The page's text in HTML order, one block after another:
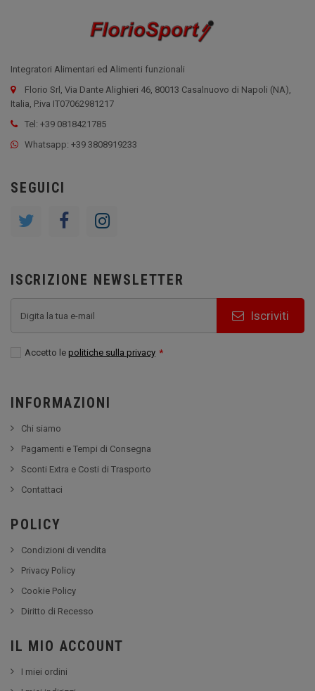
Integratori Alimentari ed Alimenti funzionali
Florio Srl, Via Dante Alighieri 46, 80013 Casalnuovo di Napoli (NA),
Italia, P.iva IT07062981217
Tel: +39 0818421785
Whatsapp: +39 3808919233
SEGUICI
ISCRIZIONE NEWSLETTER
Iscriviti
Accetto le politiche sulla privacy *
INFORMAZIONI
Chi siamo
Pagamenti e Tempi di Consegna
Sconti Extra e Costi di Trasporto
Contattaci
POLICY
Condizioni di vendita
Privacy Policy
Cookie Policy
Diritto di Recesso
IL MIO ACCOUNT
I miei ordini